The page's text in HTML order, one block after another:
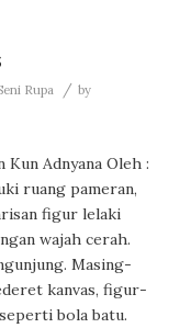
Rupa / by
Adnyana Oleh :
ruang pameran,
figur lelaki
wajah cerah.
Masing-
kanvas, figur-
bola batu.